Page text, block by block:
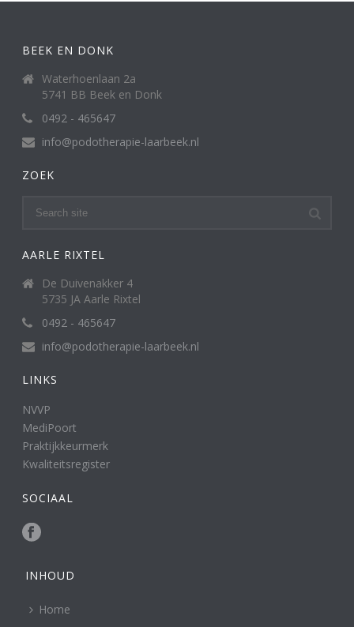
BEEK EN DONK
Waterhoenlaan 2a
5741 BB Beek en Donk
0492 - 465647
info@podotherapie-laarbeek.nl
ZOEK
AARLE RIXTEL
De Duivenakker 4
5735 JA Aarle Rixtel
0492 - 465647
info@podotherapie-laarbeek.nl
LINKS
NVVP
MediPoort
Praktijkkeurmerk
Kwaliteitsregister
SOCIAAL
INHOUD
Home